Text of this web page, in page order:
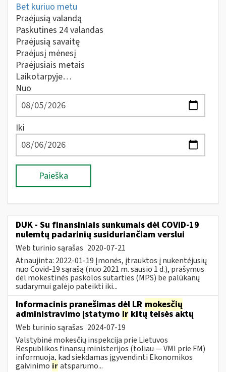
Bet kuriuo metu
Praėjusią valandą
Paskutines 24 valandas
Praėjusią savaitę
Praėjusį mėnesį
Praėjusiais metais
Laikotarpyje…
Nuo
Iki
Paieška
DUK - Su finansiniais sunkumais dėl COVID-19
nulemtų padarinių susiduriančiam verslui
Web turinio sąrašas 2020-07-21
Atnaujinta: 2022-01-19 Įmonės, įtrauktos į nukentėjusių
nuo Covid-19 sąrašą (nuo 2021 m. sausio 1 d.), prašymus
dėl mokestinės paskolos sutarties (MPS) be palūkanų
sudarymui galėjo pateikti iki...
Informacinis pranešimas dėl LR mokesčių
administravimo įstatymo ir kitų teisės aktų
Web turinio sąrašas 2024-07-19
Valstybinė mokesčių inspekcija prie Lietuvos
Respublikos finansų ministerijos (toliau — VMI prie FM)
informuoja, kad siekdamas įgyvendinti Ekonomikos
gaivinimo iratsparumo...